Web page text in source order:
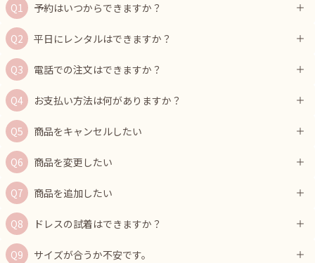
予約はいつからできますか？
平日にレンタルはできますか？
電話での注文はできますか？
お支払い方法は何がありますか？
商品をキャンセルしたい
商品を変更したい
商品を追加したい
ドレスの試着はできますか？
サイズが合うか不安です。